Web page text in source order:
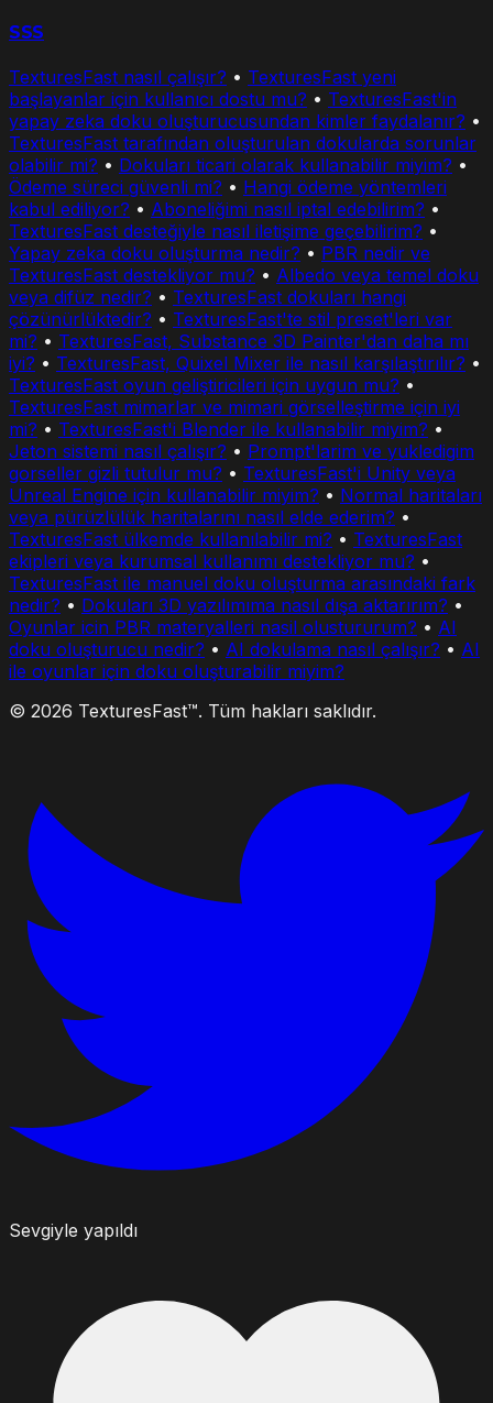
SSS
TexturesFast nasıl çalışır? • TexturesFast yeni
başlayanlar için kullanıcı dostu mu? • TexturesFast'in
yapay zeka doku oluşturucusundan kimler faydalanır? •
TexturesFast tarafından oluşturulan dokularda sorunlar
olabilir mi? • Dokuları ticari olarak kullanabilir miyim? •
Ödeme süreci güvenli mi? • Hangi ödeme yöntemleri
kabul ediliyor? • Aboneliğimi nasıl iptal edebilirim? •
TexturesFast desteğiyle nasıl iletişime geçebilirim? •
Yapay zeka doku oluşturma nedir? • PBR nedir ve
TexturesFast destekliyor mu? • Albedo veya temel doku
veya difüz nedir? • TexturesFast dokuları hangi
çözünürlüktedir? • TexturesFast'te stil preset'leri var
mi? • TexturesFast, Substance 3D Painter'dan daha mı
iyi? • TexturesFast, Quixel Mixer ile nasıl karşılaştırılır? •
TexturesFast oyun geliştiricileri için uygun mu? •
TexturesFast mimarlar ve mimari görselleştirme için iyi
mi? • TexturesFast'i Blender ile kullanabilir miyim? •
Jeton sistemi nasıl çalışır? • Prompt'larim ve yukledigim
gorseller gizli tutulur mu? • TexturesFast'i Unity veya
Unreal Engine için kullanabilir miyim? • Normal haritaları
veya pürüzlülük haritalarını nasıl elde ederim? •
TexturesFast ülkemde kullanılabilir mi? • TexturesFast
ekipleri veya kurumsal kullanımı destekliyor mu? •
TexturesFast ile manuel doku oluşturma arasındaki fark
nedir? • Dokuları 3D yazılımıma nasıl dışa aktarırım? •
Oyunlar icin PBR materyalleri nasil olustururum? • AI
doku oluşturucu nedir? • AI dokulama nasıl çalışır? • AI
ile oyunlar için doku oluşturabilir miyim?
© 2026 TexturesFast™. Tüm hakları saklıdır.
Sevgiyle yapıldı